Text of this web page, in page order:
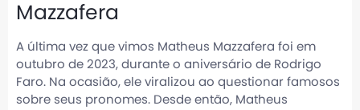
Mazzafera
A última vez que vimos Matheus Mazzafera foi em
outubro de 2023, durante o aniversário de Rodrigo
Faro. Na ocasião, ele viralizou ao questionar famosos
sobre seus pronomes. Desde então, Matheus